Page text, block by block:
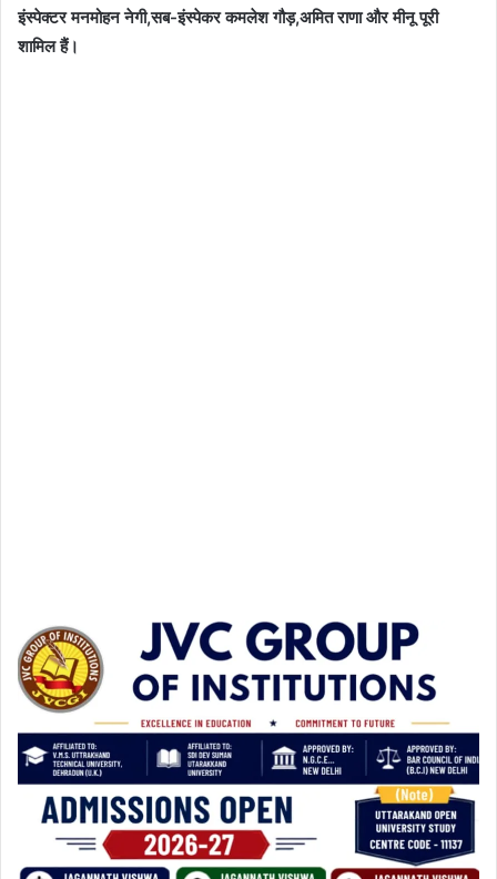
इंस्पेक्टर मनमोहन नेगी,सब-इंस्पेकर कमलेश गौड़,अमित राणा और मीनू पूरी
शामिल हैं।